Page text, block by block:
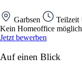
Garbsen Teilzeit
Kein Homeoffice möglich
Jetzt bewerben
Auf einen Blick